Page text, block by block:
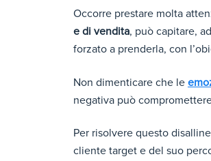
Occorre prestare molta
e di vendita, può capitare,
forzato a prenderla, con
Non dimenticare che le
negativa può
Per risolvere questo
cliente target e del suo